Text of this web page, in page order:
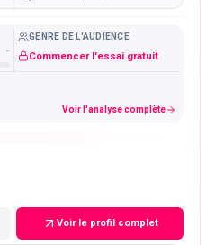
-
GENRE DE L'AUDIENCE
Commencer l'essai gratuit
Voir l'analyse complète
Voir le profil complet